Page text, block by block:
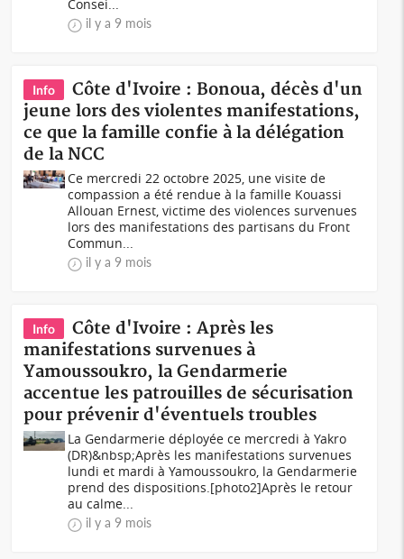
Consei...
il y a 9 mois
Info
Côte d'Ivoire : Bonoua, décès d'un
jeune lors des violentes manifestations,
ce que la famille confie à la délégation
de la NCC
Ce mercredi 22 octobre 2025, une visite de
compassion a été rendue à la famille Kouassi
Allouan Ernest, victime des violences survenues
lors des manifestations des partisans du Front
Commun...
il y a 9 mois
Info
Côte d'Ivoire : Après les
manifestations survenues à
Yamoussoukro, la Gendarmerie
accentue les patrouilles de sécurisation
pour prévenir d'éventuels troubles
La Gendarmerie déployée ce mercredi à Yakro
(DR)&nbsp;Après les manifestations survenues
lundi et mardi à Yamoussoukro, la Gendarmerie
prend des dispositions.[photo2]Après le retour
au calme...
il y a 9 mois